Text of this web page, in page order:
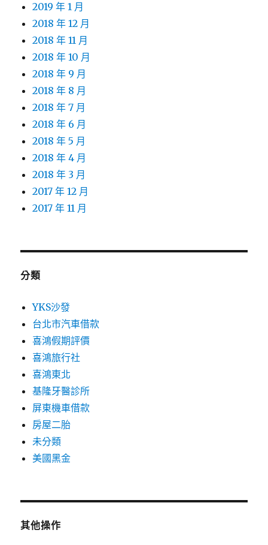
2019 年 1 月
2018 年 12 月
2018 年 11 月
2018 年 10 月
2018 年 9 月
2018 年 8 月
2018 年 7 月
2018 年 6 月
2018 年 5 月
2018 年 4 月
2018 年 3 月
2017 年 12 月
2017 年 11 月
分類
YKS沙發
台北市汽車借款
喜鴻假期評價
喜鴻旅行社
喜鴻東北
基隆牙醫診所
屏東機車借款
房屋二胎
未分類
美國黑金
其他操作